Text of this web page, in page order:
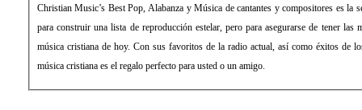
Christian Music’s Best Pop, Alabanza y Música de cantantes y compositores es la serie de colección perfecta no sólo
para construir una lista de reproducción estelar, pero para asegurarse de tener las mejores canciones y artistas en la
música cristiana de hoy. Con sus favoritos de la radio actual, así como éxitos de los últimos años, mejor serie de la
música cristiana es el regalo perfecto para usted o un amigo.